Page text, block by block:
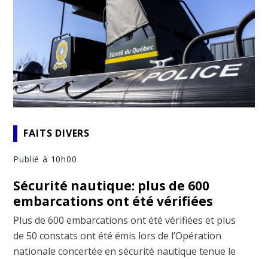
FAITS DIVERS
Publié à 10h00
Sécurité nautique: plus de 600
embarcations ont été vérifiées
Plus de 600 embarcations ont été vérifiées et plus
de 50 constats ont été émis lors de l’Opération
nationale concertée en sécurité nautique tenue le